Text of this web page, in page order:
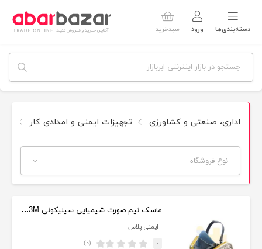
دسته‌بندی‌ها ورود سبدخرید
اداری، صنعتی و کشاورزی تجهیزات ایمنی و امدادی کار
نوع فروشگاه
ماسک نیم صورت شیمیایی سیلیکونی 3M مدل 7502
ایمنی پلاس
- (۰)